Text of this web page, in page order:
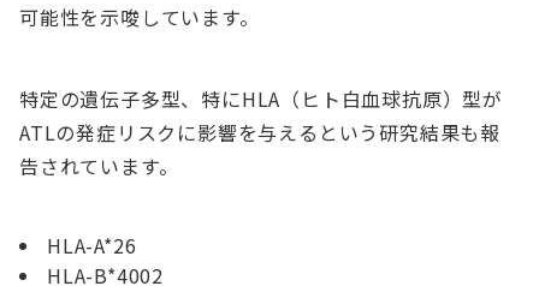
可能性を示唆しています。
特定の遺伝子多型、特にHLA（ヒト白血球抗原）型が
ATLの発症リスクに影響を与えるという研究結果も報
告されています。
HLA-A*26
HLA-B*4002